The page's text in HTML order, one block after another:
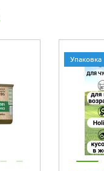
Упаковка